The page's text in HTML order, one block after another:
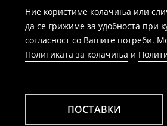
Ние користиме колачиња или
да се грижиме за удобноста при
согласност со Вашите потреби.
Политиката за колачиња и
ПОСТАВКИ